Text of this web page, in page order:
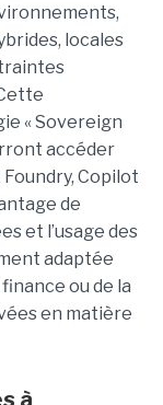
locales
« Sovereign
accéder
Copilot
de
et l’usage des
adaptée
ou de la
en matière
à